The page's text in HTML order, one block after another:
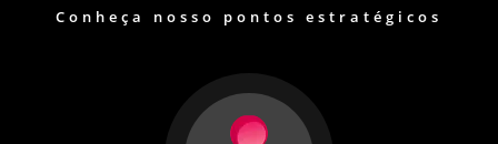
Conheça nosso pontos estratégicos